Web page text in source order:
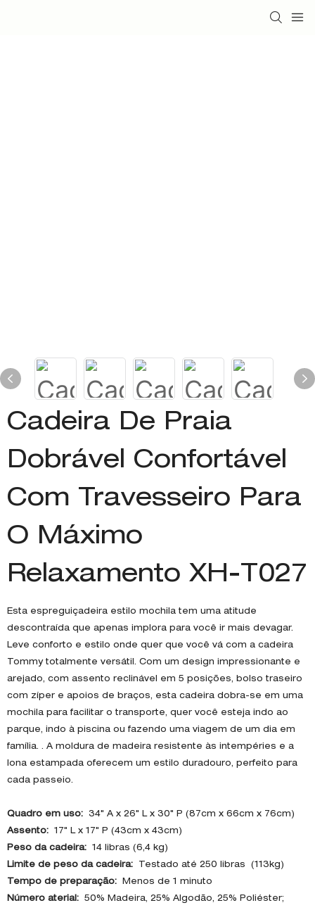
Cadeira De Praia
Dobrável Confortável
Com Travesseiro Para
O Máximo
Relaxamento XH-T027
Esta espreguiçadeira estilo mochila tem uma atitude
descontraída que apenas implora para você ir mais devagar.
Leve conforto e estilo onde quer que você vá com a cadeira
Tommy totalmente versátil. Com um design impressionante e
arejado, com assento reclinável em 5 posições, bolso traseiro
com zíper e apoios de braços, esta cadeira dobra-se em uma
mochila para facilitar o transporte, quer você esteja indo ao
parque, indo à piscina ou fazendo uma viagem de um dia em
família. . A moldura de madeira resistente às intempéries e a
lona estampada oferecem um estilo duradouro, perfeito para
cada passeio.
Quadro em uso:
34" A x 26" L x 30" P (87cm x 66cm x 76cm)
Assento:
17" L x 17" P (43cm x 43cm)
Peso da cadeira:
14 libras (6,4 kg)
Limite de peso da cadeira:
Testado até 250 libras (113kg)
Tempo de preparação:
Menos de 1 minuto
Número aterial:
50% Madeira, 25% Algodão, 25% Poliéster;